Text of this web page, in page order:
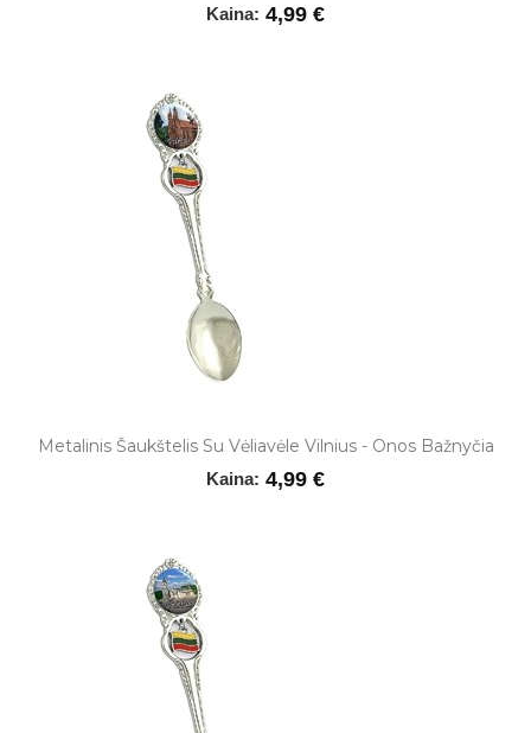
Kaina: 4,99 €
Metalinis Šaukštelis Su Vėliavėle Vilnius - Onos Bažnyčia
Kaina: 4,99 €